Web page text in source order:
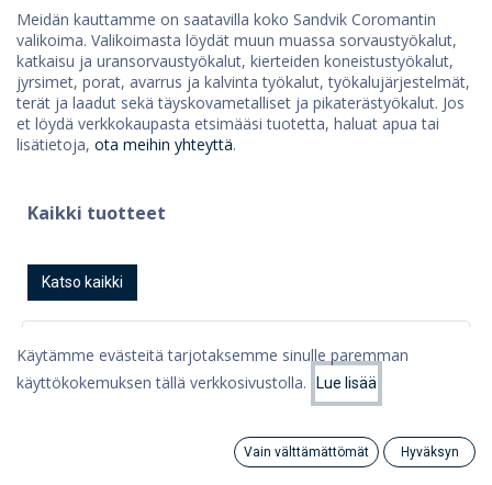
Category
Meidän kauttamme on saatavilla koko Sandvik Coromantin
valikoima. Valikoimasta löydät muun muassa sorvaustyökalut,
katkaisu ja uransorvaustyökalut, kierteiden koneistustyökalut,
jyrsimet, porat, avarrus ja kalvinta työkalut, työkalujärjestelmät,
terät ja laadut sekä täyskovametalliset ja pikaterästyökalut. Jos
et löydä verkkokaupasta etsimääsi tuotetta, haluat apua tai
lisätietoja, ota meihin yhteyttä.
Kaikki tuotteet
Katso kaikki
Käytämme evästeitä tarjotaksemme sinulle paremman
käyttökokemuksen tällä verkkosivustolla.
Lue lisää
Vain välttämättömät Hyväksyn